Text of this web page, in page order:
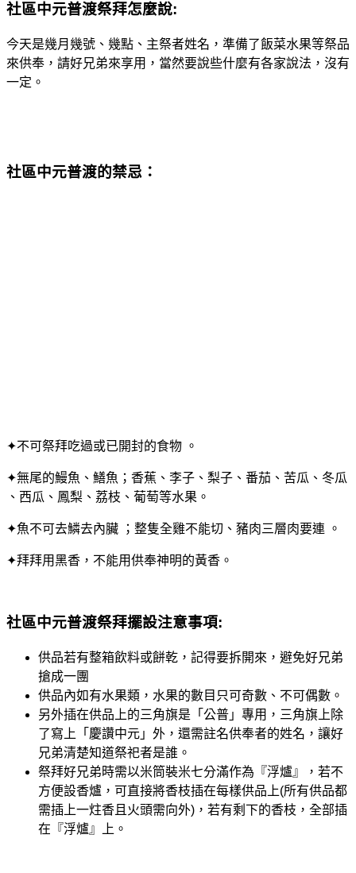
社區中元普渡祭拜怎麼說:
今天是幾月幾號、幾點、主祭者姓名，準備了飯菜水果等祭品
來供奉，請好兄弟來享用，當然要說些什麼有各家說法，沒有
一定。
社區中元普渡的禁忌：
✦不可祭拜吃過或已開封的食物 。
✦無尾的鰻魚、鱔魚；香蕉、李子、梨子、番茄、苦瓜、冬瓜
、西瓜、鳳梨、荔枝、葡萄等水果。
✦魚不可去鱗去內臟 ；整隻全雞不能切、豬肉三層肉要連 。
✦拜拜用黑香，不能用供奉神明的黃香。
社區中元普渡祭拜擺設注意事項:
供品若有整箱飲料或餅乾，記得要拆開來，避免好兄弟
搶成一團
供品內如有水果類，水果的數目只可奇數、不可偶數。
另外插在供品上的三角旗是「公普」專用，三角旗上除
了寫上「慶讚中元」外，還需註名供奉者的姓名，讓好
兄弟清楚知道祭祀者是誰。
祭拜好兄弟時需以米筒裝米七分滿作為『浮爐』，若不
方便設香爐，可直接將香枝插在每樣供品上(所有供品都
需插上一炷香且火頭需向外)，若有剩下的香枝，全部插
在『浮爐』上。